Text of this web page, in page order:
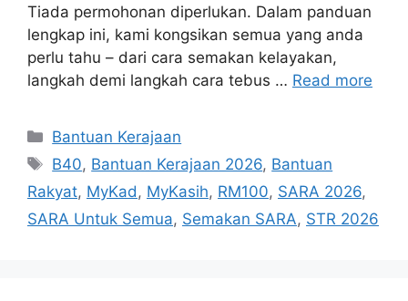
Tiada permohonan diperlukan. Dalam panduan
lengkap ini, kami kongsikan semua yang anda
perlu tahu – dari cara semakan kelayakan,
langkah demi langkah cara tebus … Read more
Categories
Bantuan Kerajaan
Tags
B40, Bantuan Kerajaan 2026, Bantuan
Rakyat, MyKad, MyKasih, RM100, SARA 2026,
SARA Untuk Semua, Semakan SARA, STR 2026